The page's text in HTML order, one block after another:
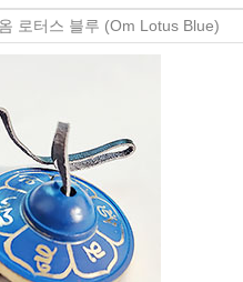
로터스 블루 (Om Lotus Blue)